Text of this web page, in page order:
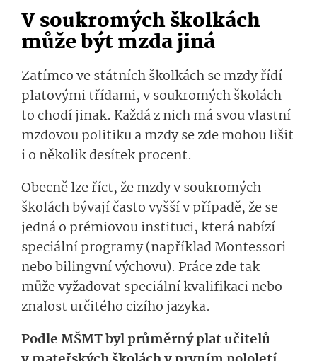
V soukromých školkách
může být mzda jiná
Zatímco ve státních školkách se mzdy řídí
platovými třídami, v soukromých školách
to chodí jinak. Každá z nich má svou vlastní
mzdovou politiku a mzdy se zde mohou lišit
i o několik desítek procent.
Obecně lze říct, že mzdy v soukromých
školách bývají často vyšší v případě, že se
jedná o prémiovou instituci, která nabízí
speciální programy (například Montessori
nebo bilingvní výchovu). Práce zde tak
může vyžadovat speciální kvalifikaci nebo
znalost určitého cizího jazyka.
Podle MŠMT byl průměrný plat učitelů